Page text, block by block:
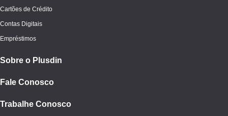
Cartões de Crédito
Contas Digitais
Empréstimos
Sobre o Plusdin
Fale Conosco
Trabalhe Conosco